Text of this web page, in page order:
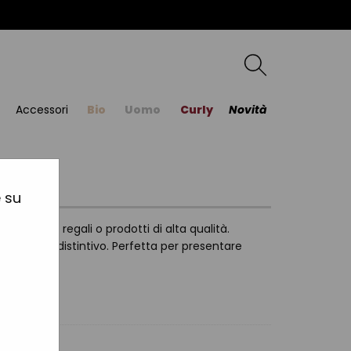
su
Accessori Bio Uomo Curly Novità
ideale per regali o prodotti di alta qualità.
e distintivo. Perfetta per presentare